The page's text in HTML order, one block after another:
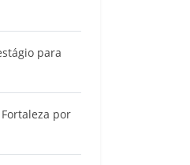
para
por